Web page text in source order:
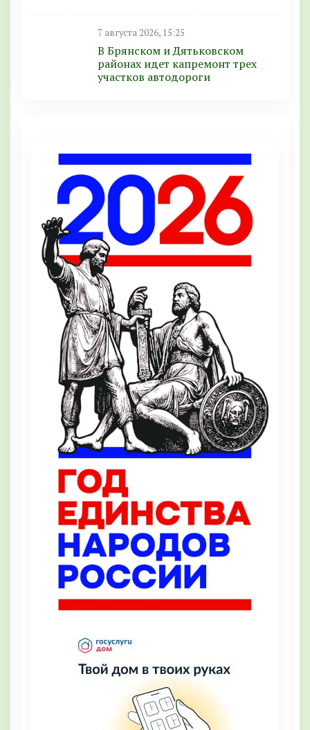
7 августа 2026, 15:25
В Брянском и Дятьковском
районах идет капремонт трех
участков автодороги